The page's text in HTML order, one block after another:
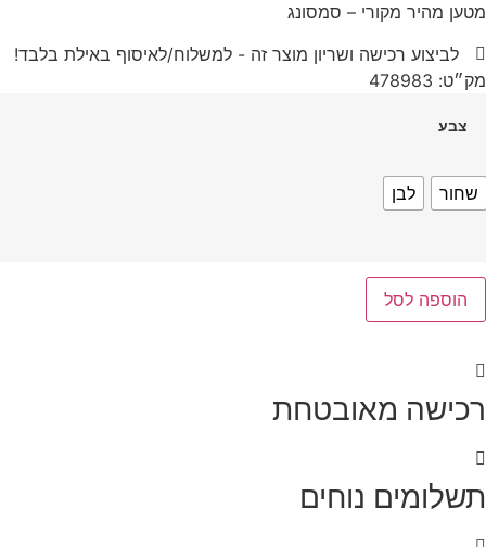
מהיר מקורי – סמסונג
לביצוע רכישה ושריון מוצר זה - למשלוח/לאיסוף באילת בלבד!
לבן
לסל
מאובטחת
נוחים